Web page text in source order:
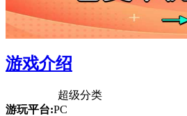
游戏介绍
超级分类
游玩平台:PC